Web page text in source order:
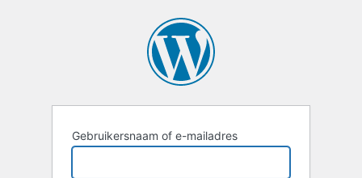
Gebruikersnaam of e-mailadres